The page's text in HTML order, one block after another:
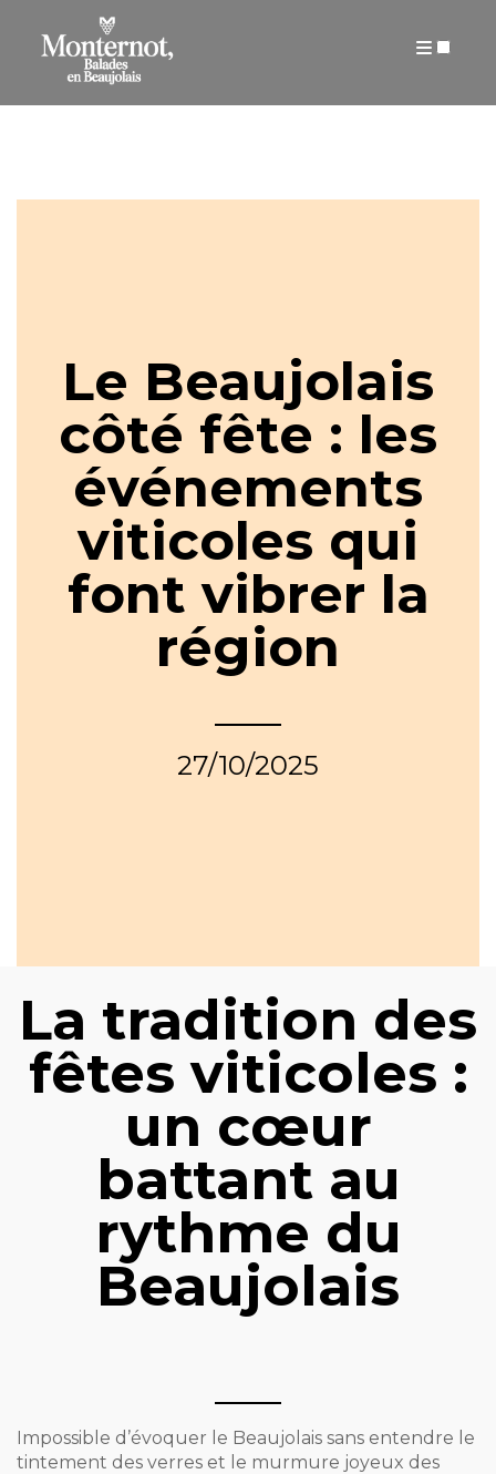
ARTICLES
Le Beaujolais
côté fête : les
événements
viticoles qui
font vibrer la
région
27/10/2025
La tradition des
fêtes viticoles :
un cœur
battant au
rythme du
Beaujolais
Impossible d’évoquer le Beaujolais sans entendre le
tintement des verres et le murmure joyeux des